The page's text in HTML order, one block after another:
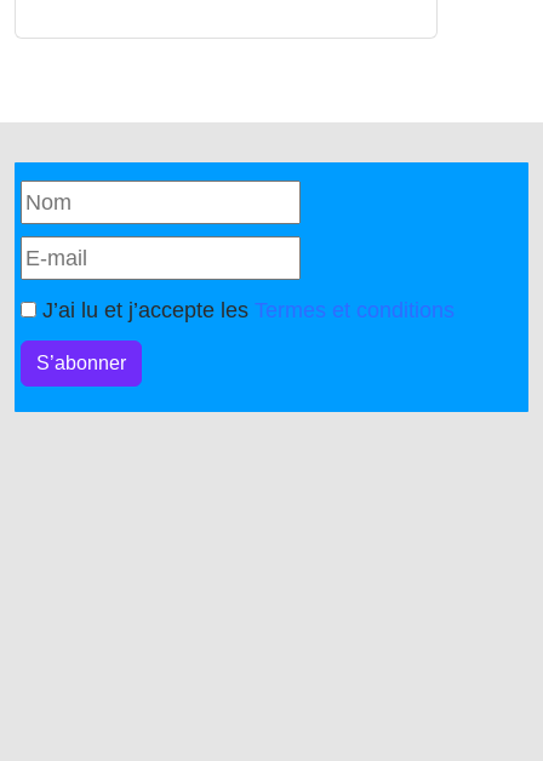
J’ai lu et j’accepte les Termes et conditions
S’abonner